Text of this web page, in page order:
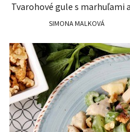
Tvarohové gule s marhuľami
SIMONA MALKOVÁ